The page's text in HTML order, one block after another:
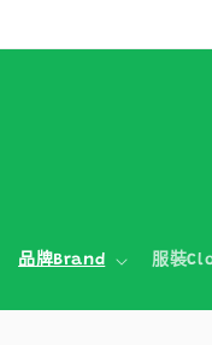
品牌Brand 服裝